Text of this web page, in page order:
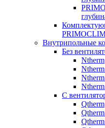
Внутрипольные
Без
Ntherm
С
Qtherm